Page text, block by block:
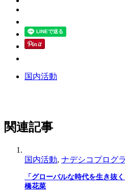
国内活動
関連記事
国内活動, ナデシコプログ
「グローバルな時代を生き抜
橋花菜